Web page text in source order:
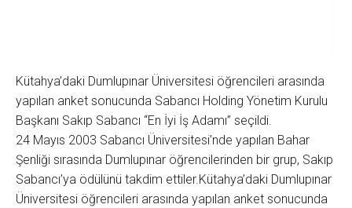
Kütahya’daki Dumlupınar Üniversitesi öğrencileri arasında
yapılan anket sonucunda Sabancı Holding Yönetim Kurulu
Başkanı Sakıp Sabancı “En İyi İş Adamı” seçildi.
24 Mayıs 2003 Sabancı Üniversitesi’nde yapılan Bahar
Şenliği sırasında Dumlupınar öğrencilerinden bir grup, Sakıp
Sabancı’ya ödülünü takdim ettiler.Kütahya’daki Dumlupınar
Üniversitesi öğrencileri arasında yapılan anket sonucunda